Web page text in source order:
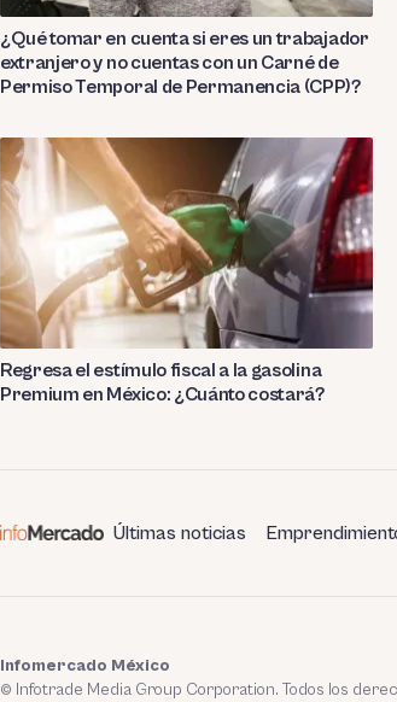
¿Qué tomar en cuenta si eres un trabajador
extranjero y no cuentas con un Carné de
Permiso Temporal de Permanencia (CPP)?
Regresa el estímulo fiscal a la gasolina
Premium en México: ¿Cuánto costará?
Últimas noticias
Infomercado México
© Infotrade Media Group Corporation. Todos los